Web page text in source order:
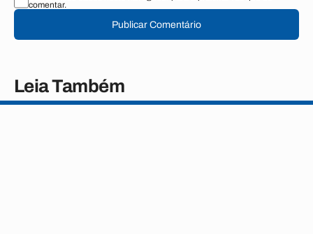
comentar.
Publicar Comentário
Leia Também